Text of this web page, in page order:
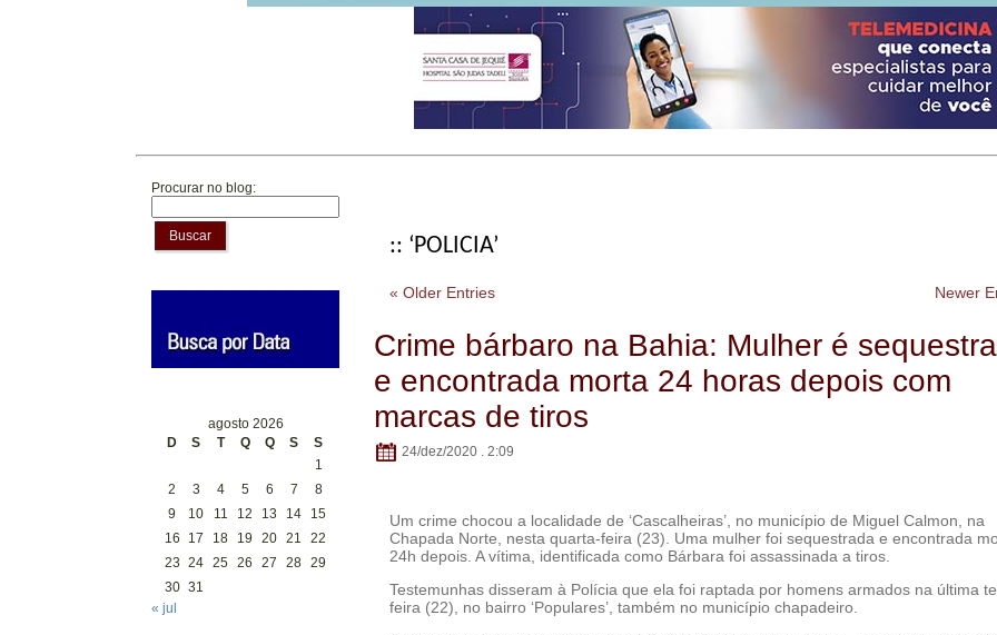
Procurar no blog:
Buscar
agosto 2026
D
S T Q Q S
S
1
2
3 4 5 6 7
8
9
10 11 12 13 14
15
16
17 18 19 20 21
22
23 24 25 26 27 28 29
30 31
« jul
:: ‘POLICIA’
« Older Entries Newer
Crime bárbaro na Bahia: Mulher é
e encontrada morta 24 horas depois com
marcas de tiros
24/dez/2020 . 2:09
Um crime chocou a localidade de ‘Cascalheiras’, no município de Miguel Calmon, na
Chapada Norte, nesta quarta-feira (23). Uma mulher foi sequestrada e encontrada
24h depois. A vítima, identificada como Bárbara foi assassinada a tiros.
Testemunhas disseram à Polícia que ela foi raptada por homens armados na última
feira (22), no bairro ‘Populares’, também no município chapadeiro.